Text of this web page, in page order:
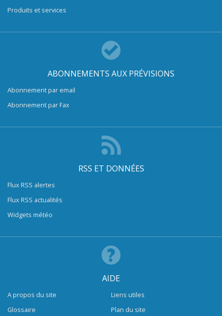
Produits et services
ABONNEMENTS AUX PRÉVISIONS
Abonnement par email
Abonnement par Fax
RSS ET DONNÉES
Flux RSS alertes
Flux RSS actualités
Widgets météo
AIDE
A propos du site
Glossaire
Liens utiles
Plan du site